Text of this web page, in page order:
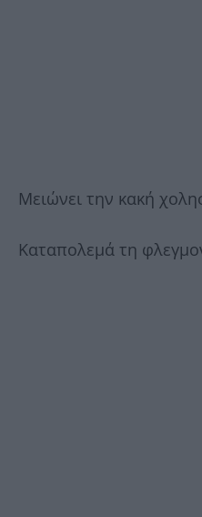
Μειώνει την κακή
Καταπολεμά τη